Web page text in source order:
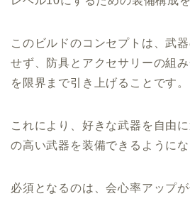
このビルドのコンセプトは、武
せず、防具とアクセサリーの組
を限界まで引き上げることです。
これにより、好きな武器を自由
の高い武器を装備できるようにな
必須となるのは、会心率アップ